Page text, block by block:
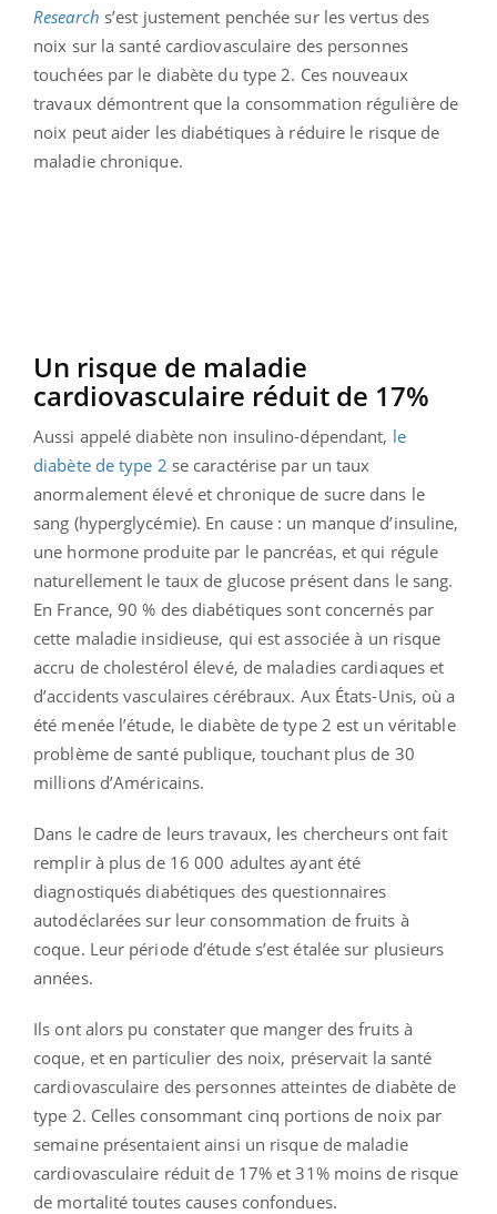
Research s’est justement penchée sur les vertus des
noix sur la santé cardiovasculaire des personnes
touchées par le diabète du type 2. Ces nouveaux
travaux démontrent que la consommation régulière de
noix peut aider les diabétiques à réduire le risque de
maladie chronique.
Un risque de maladie
cardiovasculaire réduit de 17%
Aussi appelé diabète non insulino-dépendant, le
diabète de type 2 se caractérise par un taux
anormalement élevé et chronique de sucre dans le
sang (hyperglycémie). En cause : un manque d’insuline,
une hormone produite par le pancréas, et qui régule
naturellement le taux de glucose présent dans le sang.
En France, 90 % des diabétiques sont concernés par
cette maladie insidieuse, qui est associée à un risque
accru de cholestérol élevé, de maladies cardiaques et
d’accidents vasculaires cérébraux. Aux États-Unis, où a
été menée l’étude, le diabète de type 2 est un véritable
problème de santé publique, touchant plus de 30
millions d’Américains.
Dans le cadre de leurs travaux, les chercheurs ont fait
remplir à plus de 16 000 adultes ayant été
diagnostiqués diabétiques des questionnaires
autodéclarées sur leur consommation de fruits à
coque. Leur période d’étude s’est étalée sur plusieurs
années.
Ils ont alors pu constater que manger des fruits à
coque, et en particulier des noix, préservait la santé
cardiovasculaire des personnes atteintes de diabète de
type 2. Celles consommant cinq portions de noix par
semaine présentaient ainsi un risque de maladie
cardiovasculaire réduit de 17% et 31% moins de risque
de mortalité toutes causes confondues.